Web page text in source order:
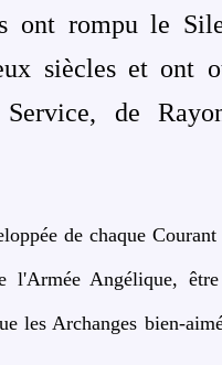
ont rompu le
siècles et ont
de
de chaque
Angélique,
les Archanges bien-